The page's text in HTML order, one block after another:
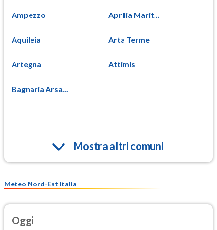
Ampezzo Aprilia Marit...
Aquileia Arta Terme
Artegna Attimis
Bagnaria Arsa...
Mostra altri comuni
Meteo Nord-Est Italia
Oggi